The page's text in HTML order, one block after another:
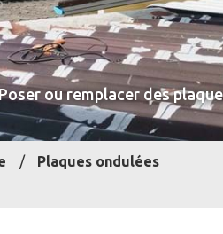
ou remplacer des
Plaques ondulées